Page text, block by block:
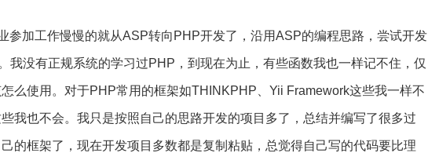
参加工作慢慢的就从ASP转向PHP开发了，沿用ASP的编程思路，尝试开发
我没有正规系统的学习过PHP，到现在为止，有些函数我也一样记不住，仅
么使用。对于PHP常用的框架如THINKPHP、Yii Framework这些我一样不
我也不会。我只是按照自己的思路开发的项目多了，总结并编写了很多过
的框架了，现在开发项目多数都是复制粘贴，总觉得自己写的代码要比理